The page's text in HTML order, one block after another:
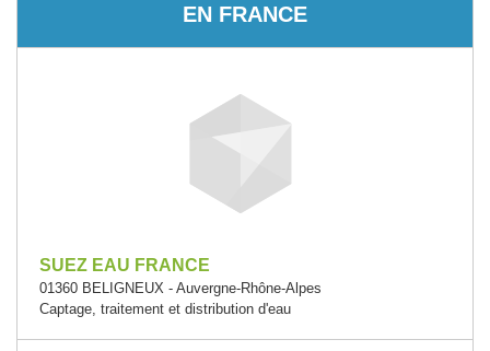
EN FRANCE
SUEZ EAU FRANCE
01360 BELIGNEUX - Auvergne-Rhône-Alpes
Captage, traitement et distribution d'eau